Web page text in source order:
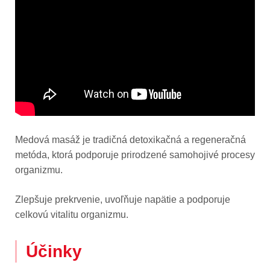
Medová masáž je tradičná detoxikačná a regeneračná
metóda, ktorá podporuje prirodzené samohojivé procesy
organizmu.
Zlepšuje prekrvenie, uvoľňuje napätie a podporuje
celkovú vitalitu organizmu.
Účinky